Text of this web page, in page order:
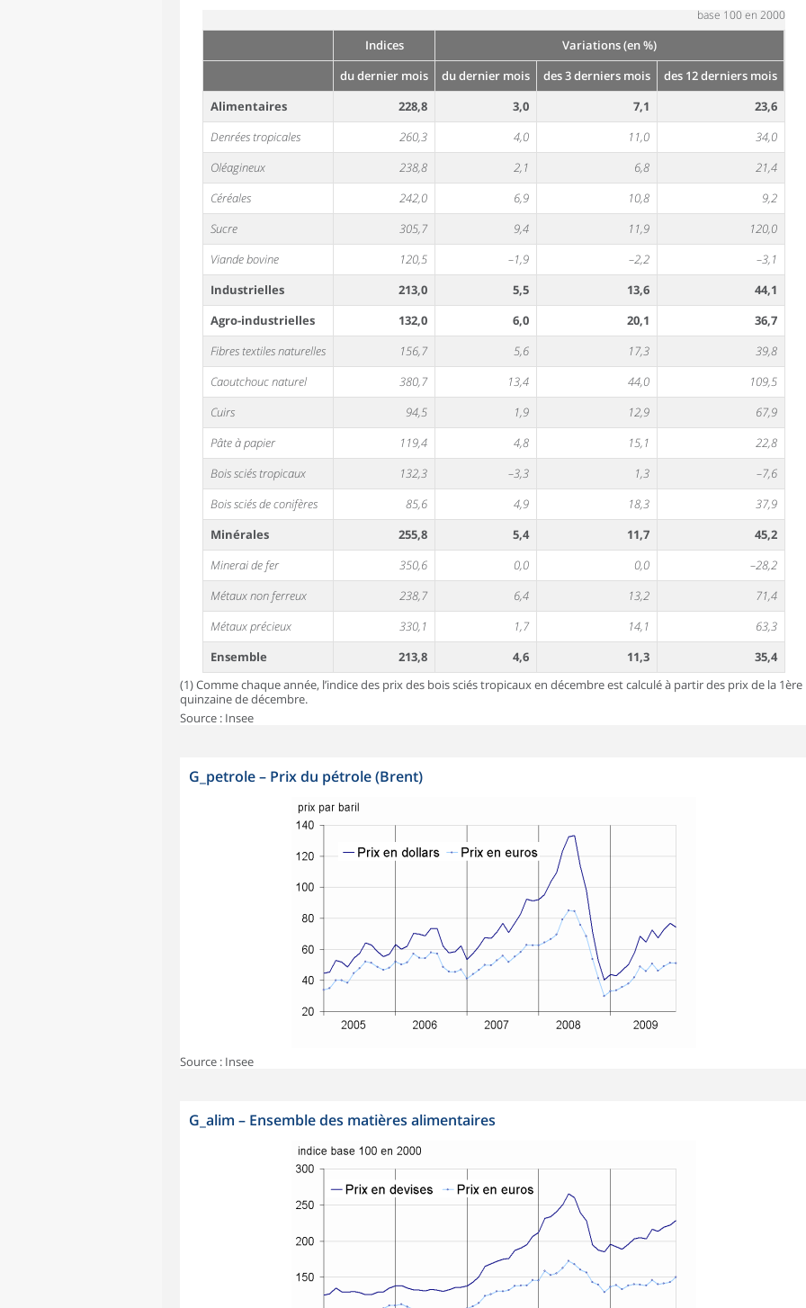
base 100 en 2000
Indices
Variations (en %)
du dernier mois
du dernier mois des 3 derniers mois
des 12 derniers mois
Alimentaires
228,8 3,0 7,1
23,6
Denrées tropicales
260,3 4,0 11,0
34,0
Oléagineux
238,8 2,1 6,8
21,4
Céréales
242,0 6,9 10,8
9,2
Sucre
305,7 9,4 11,9
120,0
Viande bovine
120,5 –1,9 –2,2
–3,1
Industrielles
213,0 5,5 13,6
44,1
Agro-industrielles
132,0 6,0 20,1
36,7
Fibres textiles naturelles
156,7 5,6 17,3
39,8
Caoutchouc naturel
380,7 13,4 44,0
109,5
Cuirs
94,5 1,9 12,9
67,9
Pâte à papier
119,4 4,8 15,1
22,8
Bois sciés tropicaux
132,3 –3,3 1,3
–7,6
Bois sciés de conifères
85,6 4,9 18,3
37,9
Minérales
255,8 5,4 11,7
45,2
Minerai de fer
350,6 0,0 0,0
–28,2
Métaux non ferreux
238,7 6,4 13,2
71,4
Métaux précieux
330,1 1,7 14,1
63,3
Ensemble
213,8 4,6 11,3
35,4
(1) Comme chaque année, l’indice des prix des bois sciés tropicaux en décembre est calculé à partir des prix de la 1ère
quinzaine de décembre.
Source : Insee
G_petrole– Prix du pétrole (Brent)
Source : Insee
G_alim – Ensemble des matières alimentaires